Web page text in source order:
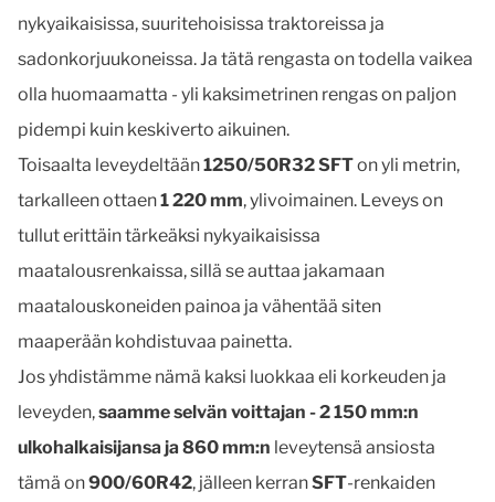
nykyaikaisissa, suuritehoisissa traktoreissa ja
sadonkorjuukoneissa. Ja tätä rengasta on todella vaikea
olla huomaamatta - yli kaksimetrinen rengas on paljon
pidempi kuin keskiverto aikuinen.
Toisaalta leveydeltään1250/50R32 SFTon yli metrin,
tarkalleen ottaen1 220 mm, ylivoimainen. Leveys on
tullut erittäin tärkeäksi nykyaikaisissa
maatalousrenkaissa, sillä se auttaa jakamaan
maatalouskoneiden painoa ja vähentää siten
maaperään kohdistuvaa painetta.
Jos yhdistämme nämä kaksi luokkaa eli korkeuden ja
leveyden,saamme selvän voittajan - 2 150 mm:n
ulkohalkaisijansa ja 860 mm:n leveytensä ansiosta
tämä on900/60R42, jälleen kerranSFT-renkaiden